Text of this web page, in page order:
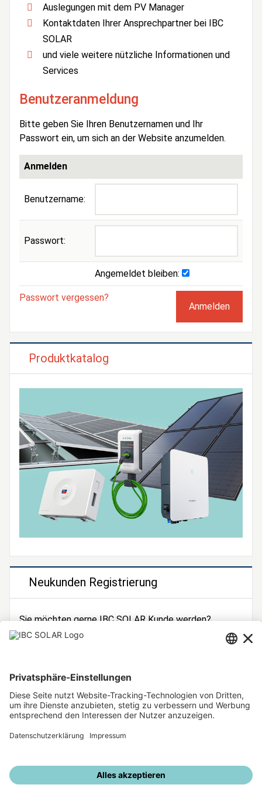
Auslegungen mit dem PV Manager
Kontaktdaten Ihrer Ansprechpartner bei IBC
SOLAR
und viele weitere nützliche Informationen und
Services
Benutzeranmeldung
Bitte geben Sie Ihren Benutzernamen und Ihr
Passwort ein, um sich an der Website anzumelden.
Anmelden
Benutzername:
Passwort:
Angemeldet bleiben:
Passwort vergessen?
Produktkatalog
Neukunden Registrierung
Sie möchten gerne IBC SOLAR Kunde werden?
Dann registrieren Sie sich jetzt!
Unsere weiteren Angebote
IBC SOLAR Webseite